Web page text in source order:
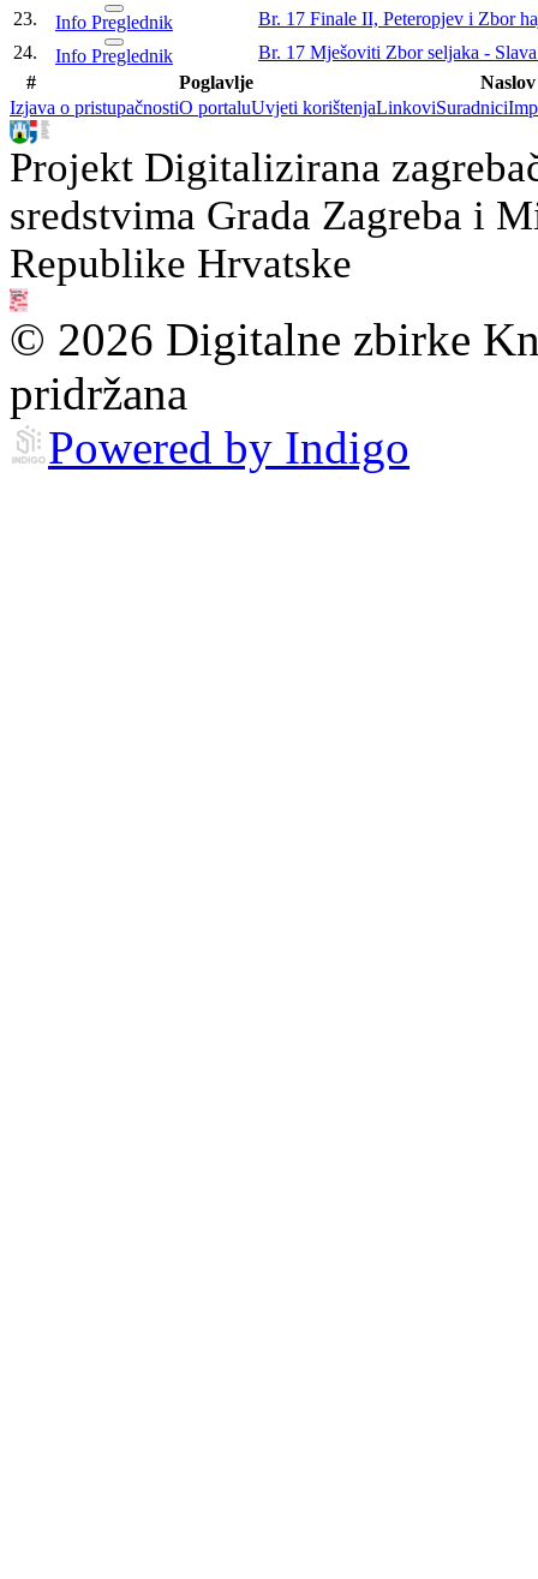
# Poglavlje Naslov
23.
Info Preglednik
Br. 17 Finale II, Peteropjev i Zbor
24.
Info Preglednik Br. 17 Mješoviti Zbor seljaka -
Izjava o pristupačnostiO portaluUvjeti korištenjaLinkoviSuradnici
Projekt Digitalizirana
sredstvima Grada Zagreba i
Republike Hrvatske
© 2026 Digitalne zbirke
pridržana
Powered by Indigo